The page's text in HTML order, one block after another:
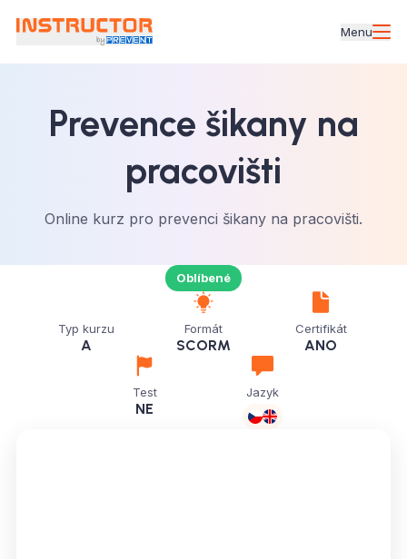
Menu
Prevence šikany na
pracovišti
Online kurz pro prevenci šikany na pracovišti.
Oblíbené
Typ kurzu
A
Formát
SCORM
Certifikát
ANO
Test
NE
Jazyk